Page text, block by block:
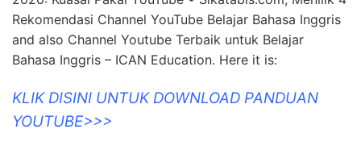
Rekomendasi Channel YouTube Belajar Bahasa Inggris
and also Channel Youtube Terbaik untuk Belajar
Bahasa Inggris – ICAN Education. Here it is:
KLIK DISINI UNTUK DOWNLOAD PANDUAN
YOUTUBE>>>